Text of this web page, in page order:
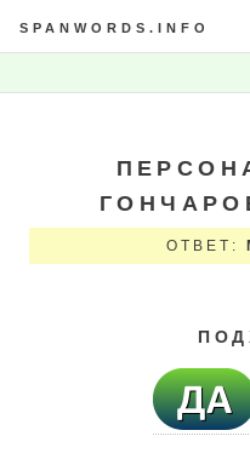
SPANWORDS.INFO
ОТВЕТ: